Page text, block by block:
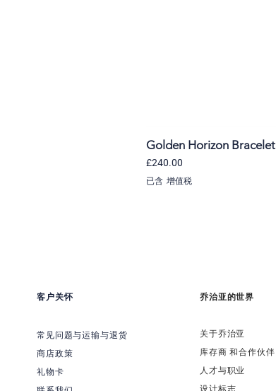
Golden Horizon Bracelet
價格
£240.00
已含 增值税
客户关怀
常见问题与运输与退货
商店政策
礼物卡
乔治亚的世界
关于乔治亚
​库存商 和合作伙伴
​人才与职业
​设计标志